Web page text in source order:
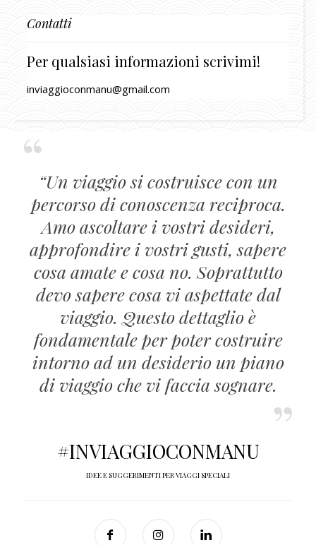
Contatti
Per qualsiasi informazioni scrivimi!
inviaggioconmanu@gmail.com
“Un viaggio si costruisce con un
percorso di conoscenza reciproca.
Amo ascoltare i vostri desideri,
approfondire i vostri gusti, sapere
cosa amate e cosa no. Soprattutto
devo sapere cosa vi aspettate dal
viaggio. Questo dettaglio è
fondamentale per poter costruire
intorno ad un desiderio un piano
di viaggio che vi faccia sognare.
#INVIAGGIOCONMANU
IDEE E SUGGERIMENTI PER VIAGGI SPECIALI